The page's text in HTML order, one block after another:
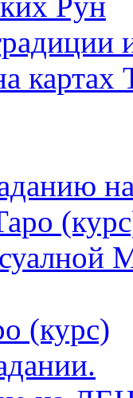
картах
(курс)